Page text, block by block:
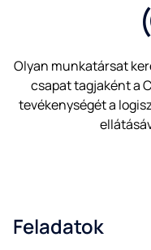
Olyan munkatársat
csapat tagjaként a
tevékenységét a
Feladatok